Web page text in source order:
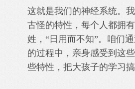
这就是我们的神经系统。
古怪的特性，每个人都拥
姓，“日用而不知”。咱们
的过程中，亲身感受到这
些特性，把大孩子的学习搞